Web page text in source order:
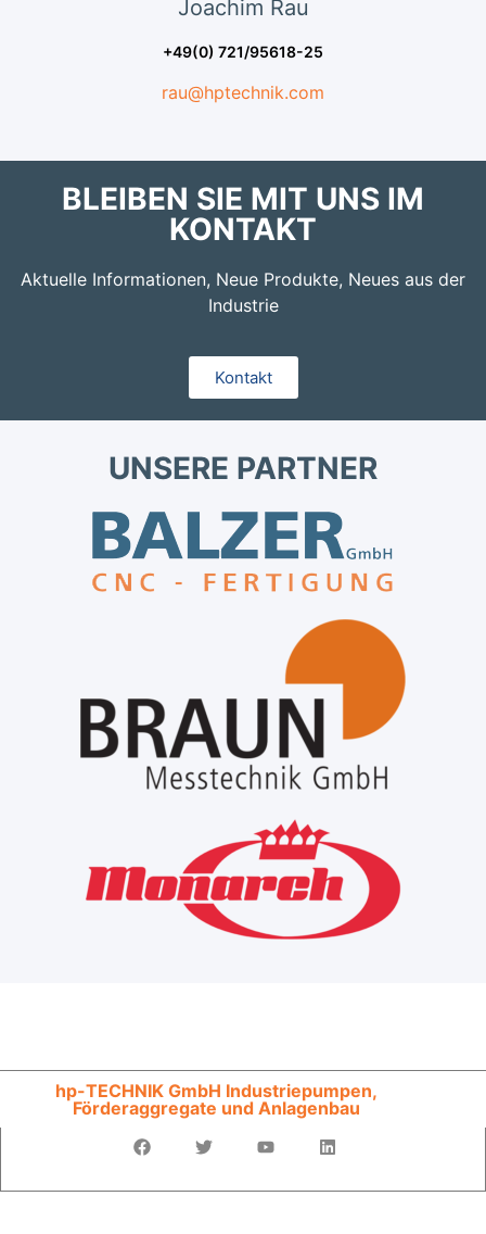
Joachim Rau
+49(0) 721/95618-25
rau@hptechnik.com
BLEIBEN SIE MIT UNS IM
KONTAKT
Aktuelle Informationen, Neue Produkte, Neues aus der
Industrie
Kontakt
UNSERE PARTNER
hp-TECHNIK GmbH Industriepumpen,
Förderaggregate und Anlagenbau